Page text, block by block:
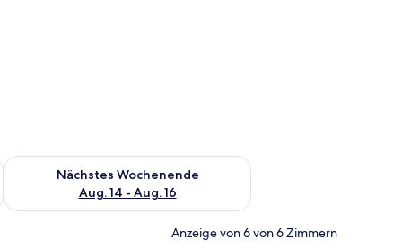
Aug. 7 - Aug. 9.
Nächstes Wochenende
Aug. 14 - Aug. 16
Überprüfe die Verfügbarkeit für nächstes Wochenende, Aug.
Anzeige von 6 von 6 Zimmern